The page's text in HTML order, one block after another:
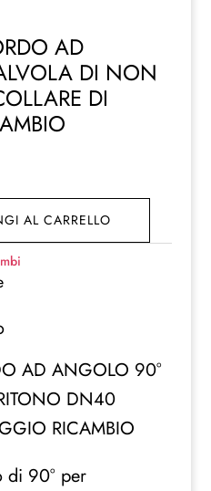
AD
DI NON
DI
€.
AL CARRELLO
AD ANGOLO 90°
DN40
RICAMBIO
di 90° per